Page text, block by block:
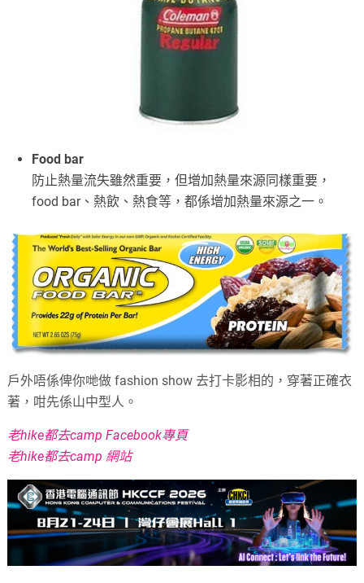
Food bar
防止熱量流失雖然重要，但增加熱量來源同樣重要，
food bar、熱飲、熱食等，都係增加熱量來源之一。
戶外唔係俾你哋做 fashion show 去打卡影相的，穿著正確衣
著，咁先係山中型人。
老hike都去camp Facebook專頁
老hike都去camp 網站